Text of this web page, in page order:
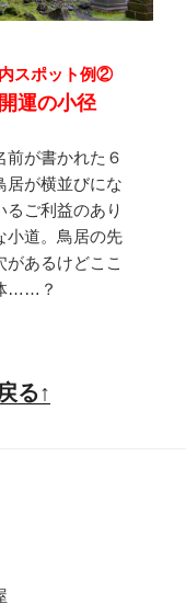
スポット例②
開運の小径
前が書かれた６
居が横並びにな
るご利益のあり
小道。鳥居の先
があるけどここ
……？
る↑